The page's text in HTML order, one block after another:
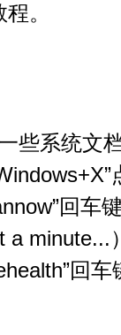
。
些系统文
回车
minute...
回